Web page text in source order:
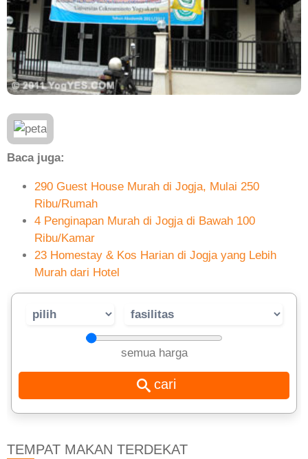
Baca juga:
290 Guest House Murah di Jogja, Mulai 250
Ribu/Rumah
4 Penginapan Murah di Jogja di Bawah 100
Ribu/Kamar
23 Homestay & Kos Harian di Jogja yang Lebih
Murah dari Hotel
semua harga
TEMPAT MAKAN TERDEKAT